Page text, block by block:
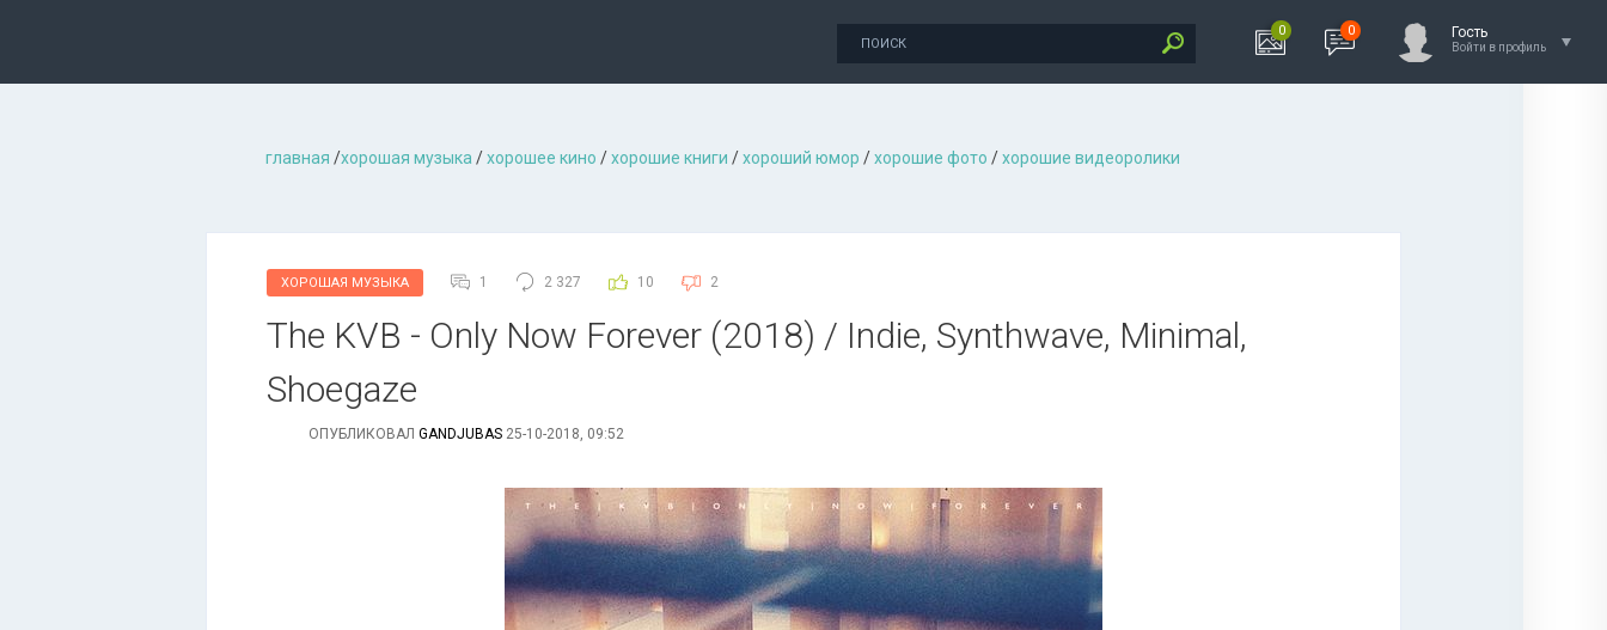
0 0 Гость
Войти в профиль
главная /хорошая музыкa /хорошее кино /хорошие книги /хороший юмор /хорошие фото /хорошие видеоролики
ХОРОШАЯ МУЗЫКА 1 2 327 10 2
The KVB - Only Now Forever (2018) / Indie, Synthwave, Minimal,
Shoegaze
ОПУБЛИКОВАЛ GANDJUBAS 25-10-2018, 09:52